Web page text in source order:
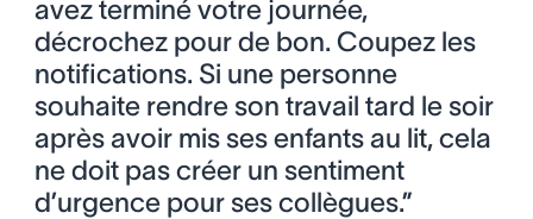
avez terminé votre journée,
décrochez pour de bon. Coupez les
notifications. Si une personne
souhaite rendre son travail tard le soir
après avoir mis ses enfants au lit, cela
ne doit pas créer un sentiment
d’urgence pour ses collègues.”